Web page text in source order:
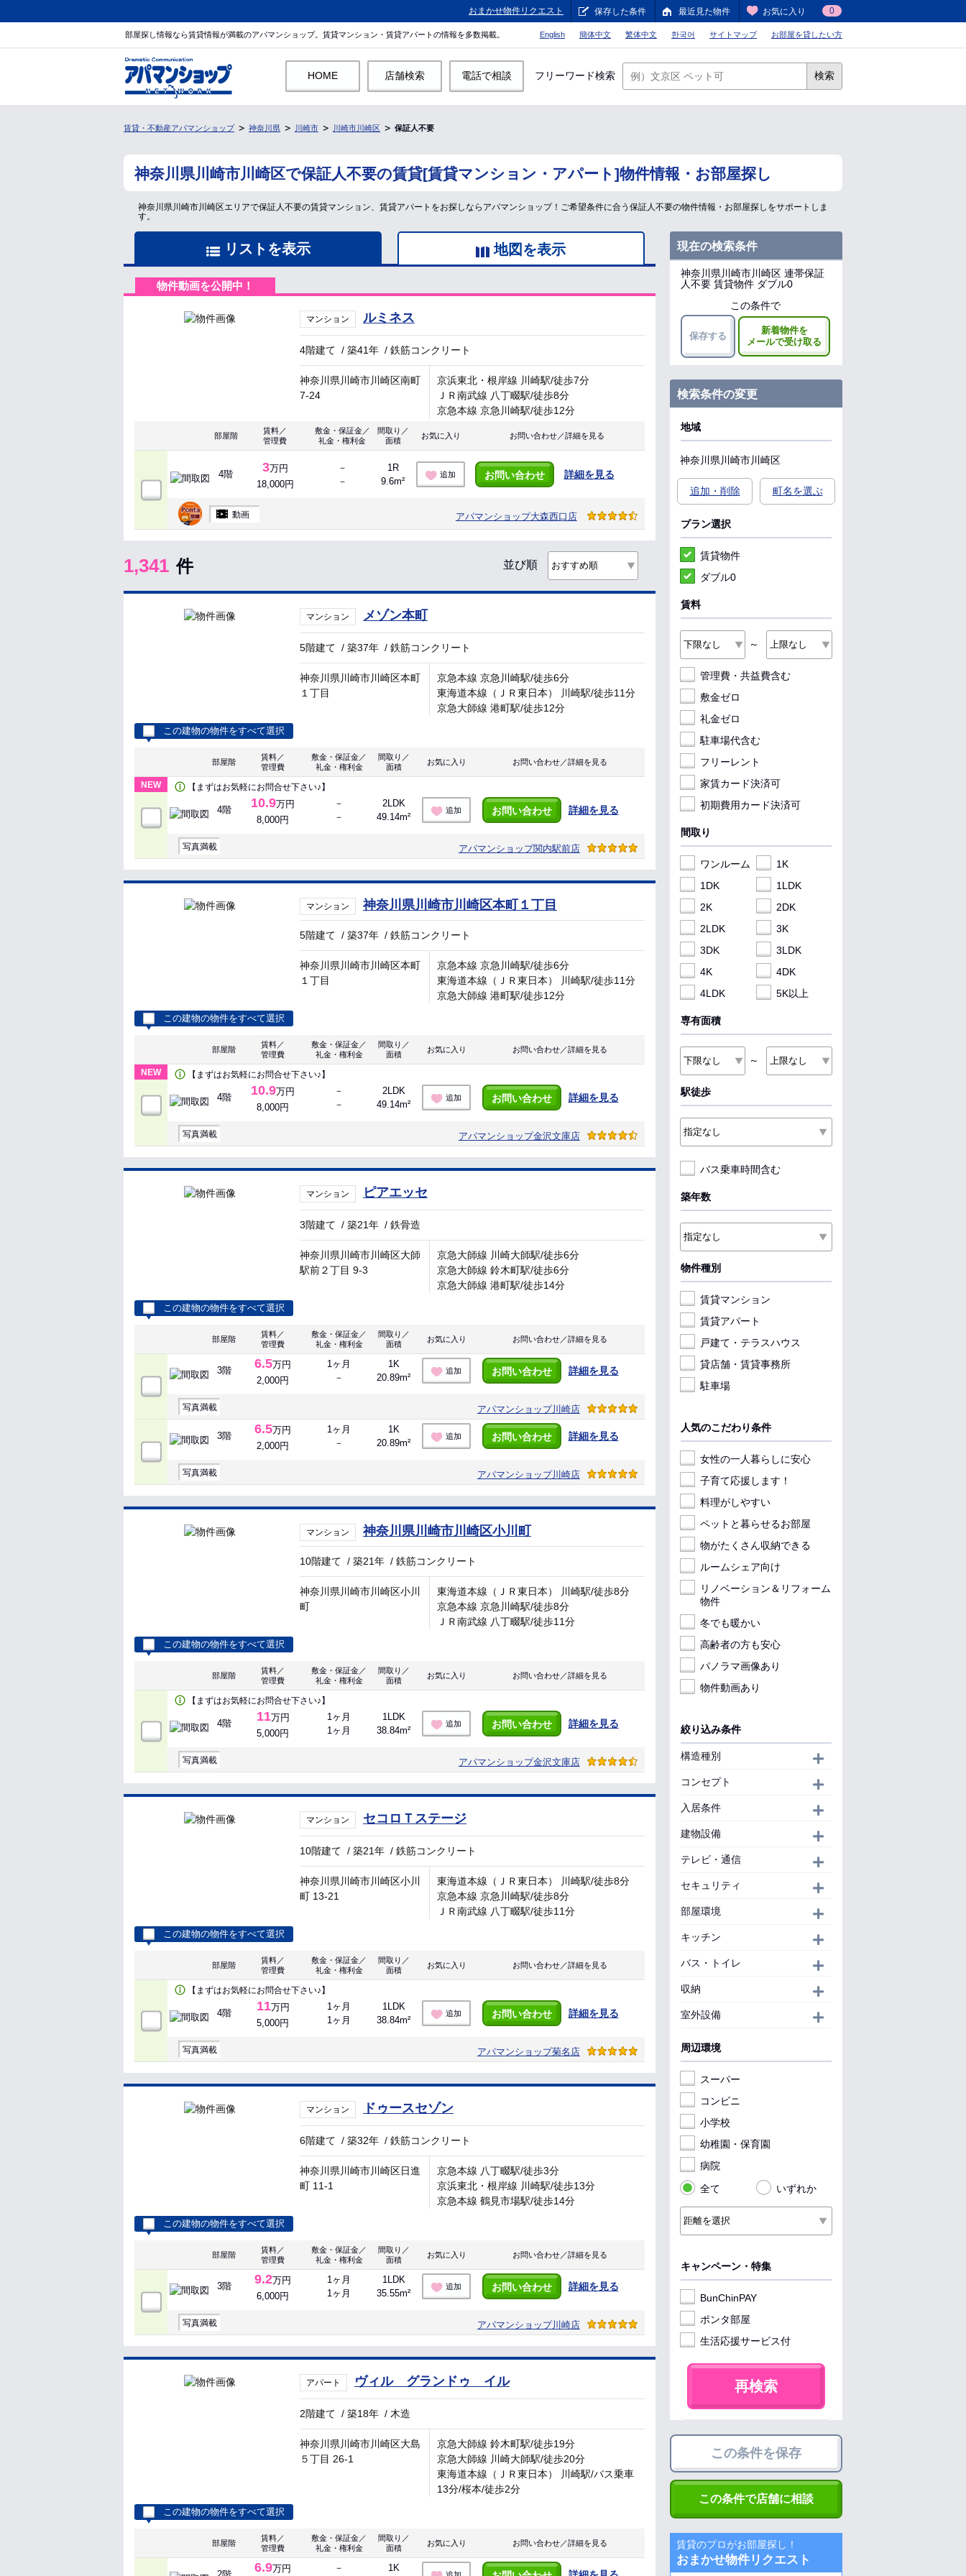
おまかせ物件リクエスト 保存した条件 最近見た物件 お気に入り 0
部屋探し情報なら賃貸情報が満載のアパマンショップ。賃貸マンション・賃貸アパートの情報を多数掲載。 English 簡体中文 繁体中文 한국어 サイトマップ お部屋を貸したい方
HOME 店舗検索 電話で相談 フリーワード検索 検索
賃貸・不動産アパマンショップ 神奈川県 川崎市 川崎市川崎区 保証人不要
神奈川県川崎市川崎区で保証人不要の賃貸[賃貸マンション・アパート]物件情報・お部屋探し
神奈川県川崎市川崎区エリアで保証人不要の賃貸マンション、賃貸アパートをお探しならアパマンショップ！ご希望条件に合う保証人不要の物件情報・お部屋探しをサポートしま
す。
リストを表示 地図を表示
物件動画を公開中！
マンション ルミネス
4階建て /築41年 /鉄筋コンクリート
神奈川県川崎市川崎区南町
7-24
京浜東北・根岸線 川崎駅/徒歩7分
ＪＲ南武線 八丁畷駅/徒歩8分
京急本線 京急川崎駅/徒歩12分
部屋階
賃料／
管理費
敷金・保証金／
礼金・権利金
間取り／
面積
お気に入り お問い合わせ／詳細を見る
4階 3万円
18,000円
－
－
1R
9.6m²
追加 お問い合わせ 詳細を見る
動画 アパマンショップ大森西口店
1,341 件 並び順
マンション メゾン本町
5階建て /築37年 /鉄筋コンクリート
神奈川県川崎市川崎区本町
１丁目
京急本線 京急川崎駅/徒歩6分
東海道本線（ＪＲ東日本） 川崎駅/徒歩11分
京急大師線 港町駅/徒歩12分
この建物の物件をすべて選択
部屋階
賃料／
管理費
敷金・保証金／
礼金・権利金
間取り／
面積
お気に入り お問い合わせ／詳細を見る
NEW 【まずはお気軽にお問合せ下さい♪】
4階 10.9万円
8,000円
－
－
2LDK
49.14m²
追加 お問い合わせ 詳細を見る
写真満載 アパマンショップ関内駅前店
マンション 神奈川県川崎市川崎区本町１丁目
5階建て /築37年 /鉄筋コンクリート
神奈川県川崎市川崎区本町
１丁目
京急本線 京急川崎駅/徒歩6分
東海道本線（ＪＲ東日本） 川崎駅/徒歩11分
京急大師線 港町駅/徒歩12分
この建物の物件をすべて選択
部屋階
賃料／
管理費
敷金・保証金／
礼金・権利金
間取り／
面積
お気に入り お問い合わせ／詳細を見る
NEW 【まずはお気軽にお問合せ下さい♪】
4階 10.9万円
8,000円
－
－
2LDK
49.14m²
追加 お問い合わせ 詳細を見る
写真満載 アパマンショップ金沢文庫店
マンション ピアエッセ
3階建て /築21年 /鉄骨造
神奈川県川崎市川崎区大師
駅前２丁目 9-3
京急大師線 川崎大師駅/徒歩6分
京急大師線 鈴木町駅/徒歩6分
京急大師線 港町駅/徒歩14分
この建物の物件をすべて選択
部屋階
賃料／
管理費
敷金・保証金／
礼金・権利金
間取り／
面積
お気に入り お問い合わせ／詳細を見る
3階 6.5万円
2,000円
1ヶ月
－
1K
20.89m²
追加 お問い合わせ 詳細を見る
写真満載 アパマンショップ川崎店
3階 6.5万円
2,000円
1ヶ月
－
1K
20.89m²
追加 お問い合わせ 詳細を見る
写真満載 アパマンショップ川崎店
マンション 神奈川県川崎市川崎区小川町
10階建て /築21年 /鉄筋コンクリート
神奈川県川崎市川崎区小川
町
東海道本線（ＪＲ東日本） 川崎駅/徒歩8分
京急本線 京急川崎駅/徒歩8分
ＪＲ南武線 八丁畷駅/徒歩11分
この建物の物件をすべて選択
部屋階
賃料／
管理費
敷金・保証金／
礼金・権利金
間取り／
面積
お気に入り お問い合わせ／詳細を見る
【まずはお気軽にお問合せ下さい♪】
4階 11万円
5,000円
1ヶ月
1ヶ月
1LDK
38.84m²
追加 お問い合わせ 詳細を見る
写真満載 アパマンショップ金沢文庫店
マンション セコロＴステージ
10階建て /築21年 /鉄筋コンクリート
神奈川県川崎市川崎区小川
町 13-21
東海道本線（ＪＲ東日本） 川崎駅/徒歩8分
京急本線 京急川崎駅/徒歩8分
ＪＲ南武線 八丁畷駅/徒歩11分
この建物の物件をすべて選択
部屋階
賃料／
管理費
敷金・保証金／
礼金・権利金
間取り／
面積
お気に入り お問い合わせ／詳細を見る
【まずはお気軽にお問合せ下さい♪】
4階 11万円
5,000円
1ヶ月
1ヶ月
1LDK
38.84m²
追加 お問い合わせ 詳細を見る
写真満載 アパマンショップ菊名店
マンション ドゥースセゾン
6階建て /築32年 /鉄筋コンクリート
神奈川県川崎市川崎区日進
町 11-1
京急本線 八丁畷駅/徒歩3分
京浜東北・根岸線 川崎駅/徒歩13分
京急本線 鶴見市場駅/徒歩14分
この建物の物件をすべて選択
部屋階
賃料／
管理費
敷金・保証金／
礼金・権利金
間取り／
面積
お気に入り お問い合わせ／詳細を見る
3階 9.2万円
6,000円
1ヶ月
1ヶ月
1LDK
35.55m²
追加 お問い合わせ 詳細を見る
写真満載 アパマンショップ川崎店
アパート ヴィル グランドゥ イル
2階建て /築18年 / 木造
神奈川県川崎市川崎区大島
５丁目 26-1
京急大師線 鈴木町駅/徒歩19分
京急大師線 川崎大師駅/徒歩20分
東海道本線（ＪＲ東日本） 川崎駅/バス乗車
13分/桜本/徒歩2分
この建物の物件をすべて選択
部屋階
賃料／
管理費
敷金・保証金／
礼金・権利金
間取り／
面積
お気に入り お問い合わせ／詳細を見る
6.9万円 － 1K
現在の検索条件
神奈川県川崎市川崎区 連帯保証
人不要 賃貸物件 ダブル0
この条件で
保存する
新着物件を
メールで受け取る
検索条件の変更
地域
神奈川県 川崎市川崎区
追加・削除 町名を選ぶ
プラン選択
賃貸物件
ダブル0
賃料
～
管理費・共益費含む
敷金ゼロ
礼金ゼロ
駐車場代含む
フリーレント
家賃カード決済可
初期費用カード決済可
間取り
ワンルーム
1K
1DK
1LDK
2K
2DK
2LDK
3K
3DK
3LDK
4K
4DK
4LDK
5K以上
専有面積
～
駅徒歩
バス乗車時間含む
築年数
物件種別
賃貸マンション
賃貸アパート
戸建て・テラスハウス
貸店舗・賃貸事務所
駐車場
人気のこだわり条件
女性の一人暮らしに安心
子育て応援します！
料理がしやすい
ペットと暮らせるお部屋
物がたくさん収納できる
ルームシェア向け
リノベーション＆リフォーム
物件
冬でも暖かい
高齢者の方も安心
パノラマ画像あり
物件動画あり
絞り込み条件
構造種別
コンセプト
入居条件
建物設備
テレビ・通信
セキュリティ
部屋環境
キッチン
バス・トイレ
収納
室外設備
周辺環境
スーパー
コンビニ
小学校
幼稚園・保育園
病院
全て
いずれか
キャンペーン・特集
BunChinPAY
ポンタ部屋
生活応援サービス付
再検索
この条件を保存
この条件で店舗に相談
賃貸のプロがお部屋探し！
おまかせ物件リクエスト